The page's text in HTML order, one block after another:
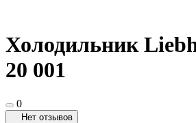
Холодильник
20 001
0
Нет отзывов